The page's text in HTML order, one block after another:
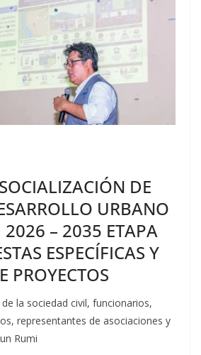
DE
URBANO
2026 – 2035 ETAPA
ESPECÍFICAS Y
PROYECTOS
la sociedad civil, funcionarios,
representantes de asociaciones y
Rumi